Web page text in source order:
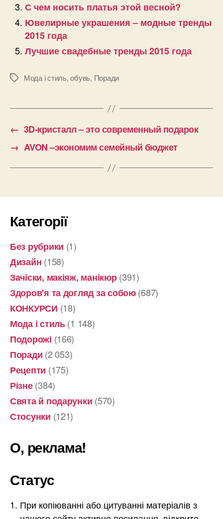
С чем носить платья этой весной?
Ювелирные украшения – модные тренды
2015 года
Лучшие свадебные тренды 2015 года
ПозначкиМода і стиль,обувь, Поради
← 3D-кристалл – это современный подарок
→ AVON –экономим семейный бюджет
Категорії
Без рубрики (1)
Дизайн (158)
Зачіски, макіяж, манікюр(391)
Здоров'я та догляд за собою(687)
КОНКУРСИ (18)
Мода і стиль(1 148)
Подорожі (166)
Поради (2 053)
Рецепти (175)
Різне(384)
Свята й подарунки (570)
Стосунки (121)
О, реклама!
Статус
При копіюванні або цитуванні матеріалів з